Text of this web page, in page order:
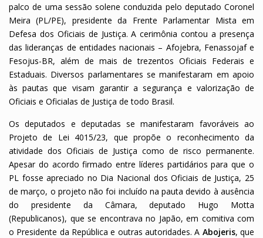
palco de uma sessão solene conduzida pelo deputado Coronel
Meira (PL/PE), presidente da Frente Parlamentar Mista em
Defesa dos Oficiais de Justiça. A cerimônia contou a presença
das lideranças de entidades nacionais – Afojebra, Fenassojaf e
Fesojus-BR, além de mais de trezentos Oficiais Federais e
Estaduais. Diversos parlamentares se manifestaram em apoio
às pautas que visam garantir a segurança e valorização de
Oficiais e Oficialas de Justiça de todo Brasil.
Os deputados e deputadas se manifestaram favoráveis ao
Projeto de Lei 4015/23, que propõe o reconhecimento da
atividade dos Oficiais de Justiça como de risco permanente.
Apesar do acordo firmado entre líderes partidários para que o
PL fosse apreciado no Dia Nacional dos Oficiais de Justiça, 25
de março, o projeto não foi incluído na pauta devido à ausência
do presidente da Câmara, deputado Hugo Motta
(Republicanos), que se encontrava no Japão, em comitiva com
o Presidente da República e outras autoridades. A Abojeris, que